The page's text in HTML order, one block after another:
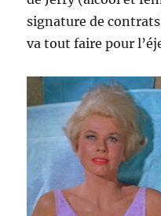
signature de
va tout faire pour